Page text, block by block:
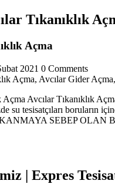
Tıkanıklık
Açma
2021 0 Comments
Açma Avcılar Tıkanıklık
su tesisatçıları boruların
SEBEP OLAN
| Expres